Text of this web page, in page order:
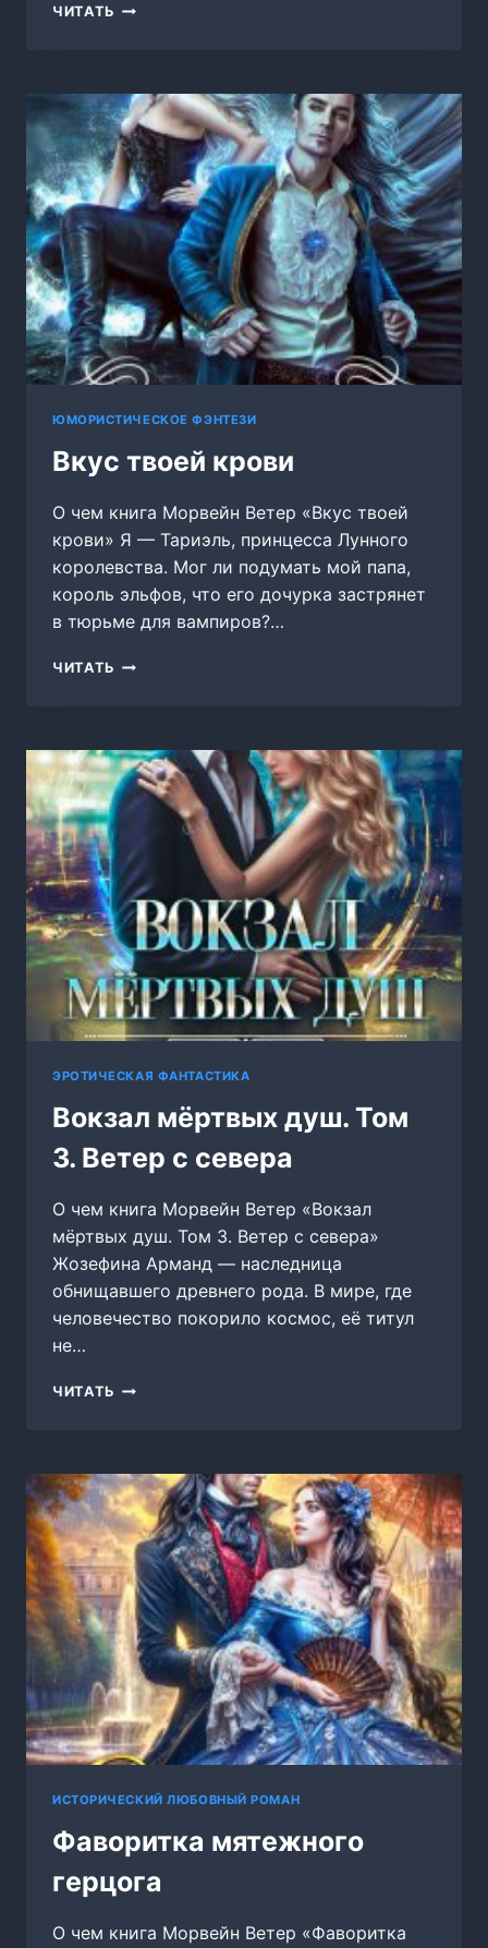
ЧИТАТЬ ТАНЦУЯ
4.
ИГРЫ
СВЕТА
И
ТЬМЫ
—
1
ЮМОРИСТИЧЕСКОЕ ФЭНТЕЗИ
Вкус твоей крови
О чем книга Морвейн Ветер «Вкус твоей
крови» Я — Тариэль, принцесса Лунного
королевства. Мог ли подумать мой папа,
король эльфов, что его дочурка застрянет
в тюрьме для вампиров?…
ЧИТАТЬ ВКУС
ЭРОТИЧЕСКАЯ ФАНТАСТИКА
Вокзал мёртвых душ. Том
3. Ветер с севера
О чем книга Морвейн Ветер «Вокзал
мёртвых душ. Том 3. Ветер с севера»
Жозефина Арманд — наследница
обнищавшего древнего рода. В мире, где
человечество покорило космос, её титул
не…
ЧИТАТЬ ВОКЗАЛ
3.
ВЕТЕР
С
СЕВЕРА
ИСТОРИЧЕСКИЙ ЛЮБОВНЫЙ РОМАН
Фаворитка мятежного
герцога
О чем книга Морвейн Ветер «Фаворитка